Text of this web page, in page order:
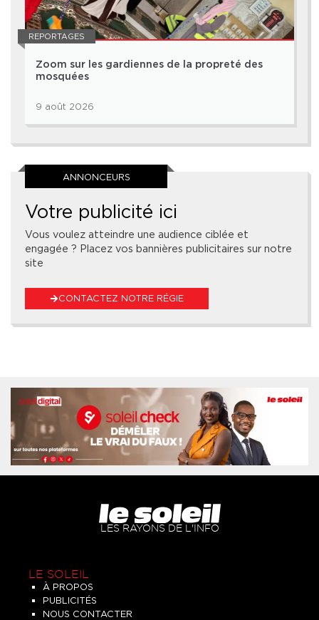
REPORTAGES
Zoom sur les gardiennes de la propreté des
mosquées
9 août 2026
ANNONCEURS
Votre publicité ici
Vous voulez atteindre une audience ciblée et
engagée ? Placez vos bannières publicitaires sur notre
site
CONTACTEZ NOTRE RÉGIE
LES RAYONS DE L'INFO
LE SOLEIL
À PROPOS
PUBLICITÉS
NOUS CONTACTER